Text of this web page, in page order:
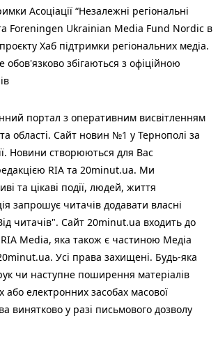
Асоціації “Незалежні регіональні
Foreningen Ukrainian Media Fund Nordic в
Хаб підтримки регіональних медіа.
обов'язково збігаються з офіційною
портал з оперативним висвітленням
області. Сайт новин №1 у Тернополі за
Новини створюються для Вас
RIA та 20minut.ua. Ми
та цікаві події, людей, життя
запрошує читачів додавати власні
читачів". Сайт 20minut.ua входить до
Media, яка також є частиною Медіа
Усі права захищені. Будь-яка
чи наступне поширення матеріалів
або електронних засобах масової
винятково у разі письмового дозволу